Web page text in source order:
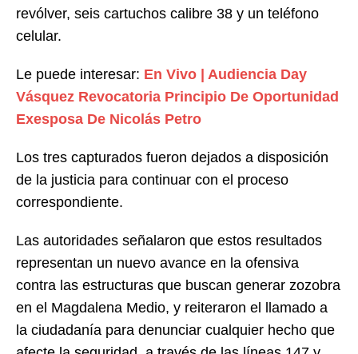
revólver, seis cartuchos calibre 38 y un teléfono
celular.
Le puede interesar: En Vivo | Audiencia Day
Vásquez Revocatoria Principio De Oportunidad
Exesposa De Nicolás Petro
Los tres capturados fueron dejados a disposición
de la justicia para continuar con el proceso
correspondiente.
Las autoridades señalaron que estos resultados
representan un nuevo avance en la ofensiva
contra las estructuras que buscan generar zozobra
en el Magdalena Medio, y reiteraron el llamado a
la ciudadanía para denunciar cualquier hecho que